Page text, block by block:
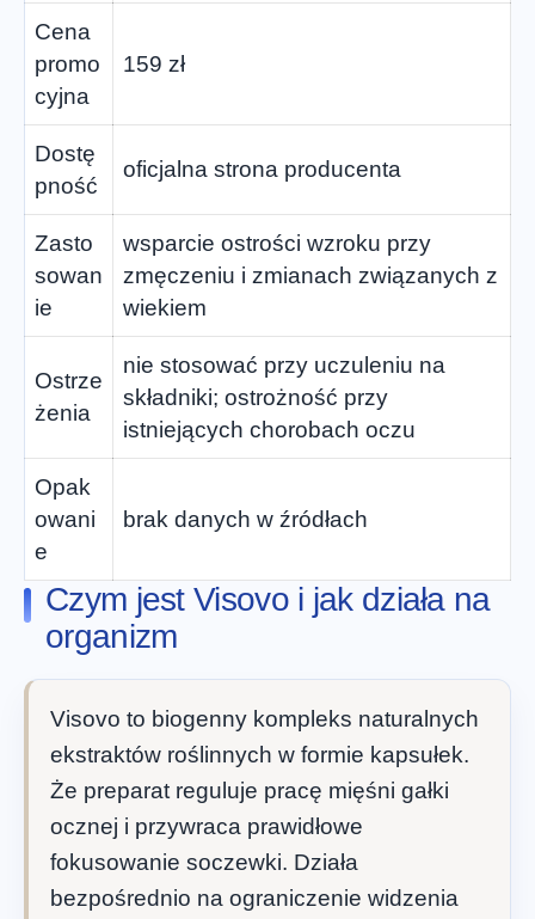
Cena
promo
cyjna
159 zł
Dostę
pność
oficjalna strona producenta
Zasto
sowan
ie
wsparcie ostrości wzroku przy
zmęczeniu i zmianach związanych z
wiekiem
Ostrze
żenia
nie stosować przy uczuleniu na
składniki; ostrożność przy
istniejących chorobach oczu
Opak
owani
e
brak danych w źródłach
Czym jest Visovo i jak działa na
organizm
Visovo to biogenny kompleks naturalnych
ekstraktów roślinnych w formie kapsułek.
Że preparat reguluje pracę mięśni gałki
ocznej i przywraca prawidłowe
fokusowanie soczewki. Działa
bezpośrednio na ograniczenie widzenia